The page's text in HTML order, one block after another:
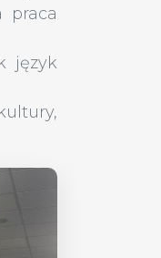
praca
język